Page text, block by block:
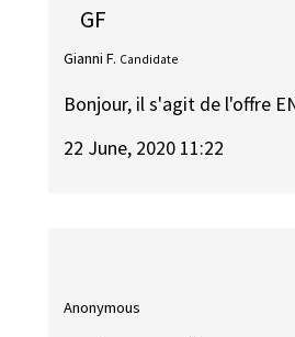
GF
Gianni F. Candidate
Bonjour, il s'agit de l'offre
22 June, 2020 11:22
Anonymous